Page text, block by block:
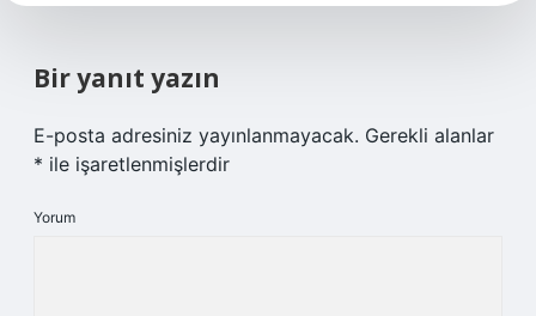
Bir yanıt yazın
E-posta adresiniz yayınlanmayacak. Gerekli alanlar
* ile işaretlenmişlerdir
Yorum